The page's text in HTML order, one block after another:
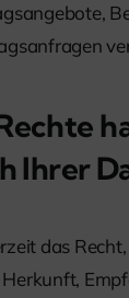
Ihrer
das